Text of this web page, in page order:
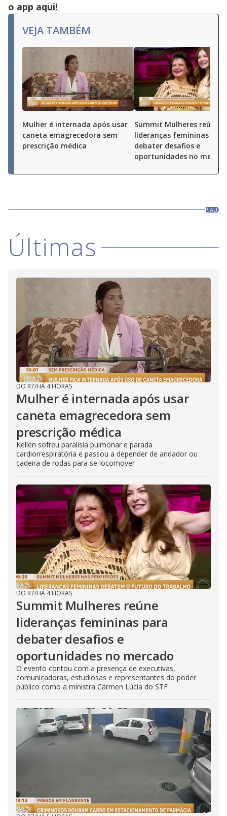
o app aqui!
VEJA TAMBÉM
Mulher é internada após usar
caneta emagrecedora sem
prescrição médica
Summit Mulheres reúne
lideranças femininas para
debater desafios e
oportunidades no
PIAUÍ
Últimas
DO R7/HÁ 4 HORAS
Mulher é internada após usar
caneta emagrecedora sem
prescrição médica
Kellen sofreu paralisia pulmonar e parada
cardiorrespiratória e passou a depender de andador ou
cadeira de rodas para se locomover
DO R7/HÁ 4 HORAS
Summit Mulheres reúne
lideranças femininas para
debater desafios e
oportunidades no mercado
O evento contou com a presença de executivas,
comunicadoras, estudiosas e representantes do poder
público como a ministra Cármen Lúcia do STF